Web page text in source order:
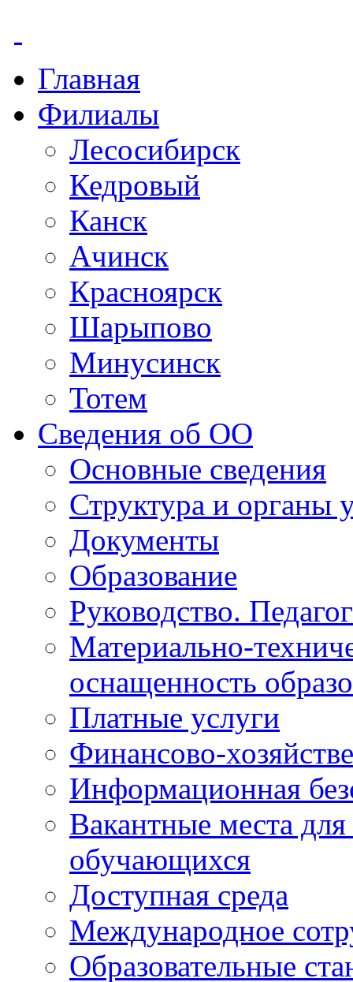
Главная
Филиалы
Лесосибирск
Кедровый
Канск
Ачинск
Красноярск
Шарыпово
Минусинск
Тотем
Сведения об ОО
Основные сведения
Структура и органы
Документы
Образование
Руководство.
Материально-
оснащенность
Платные услуги
Финансово-
Информационная
Вакантные места
обучающихся
Доступная среда
Международное
Образовательные